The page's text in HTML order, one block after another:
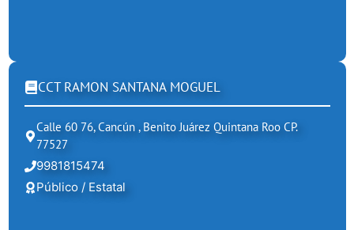
CCT RAMON SANTANA MOGUEL
Calle 60 76, Cancún , Benito Juárez Quintana Roo CP.
77527
9981815474
Público / Estatal